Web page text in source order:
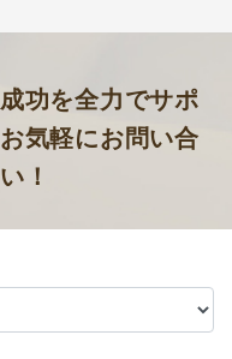
功を全力でサポ
気軽にお問い合
！